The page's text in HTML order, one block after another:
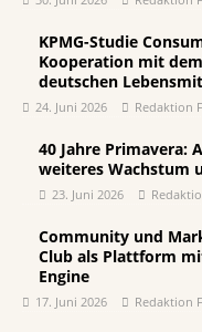
KPMG-Studie
Kooperation mit
deutschen
24. Juni 2026 Redaktion
40 Jahre Primavera:
weiteres Wachstum
23. Juni 2026
Community und
Club als Plattform
Engine
17. Juni 2026 Redaktion